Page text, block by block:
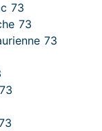
73
73
73